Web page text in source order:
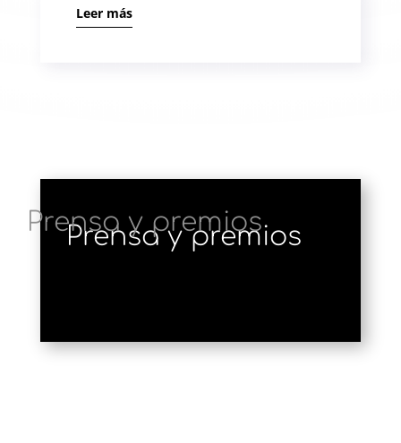
Leer más
Prensa y premios